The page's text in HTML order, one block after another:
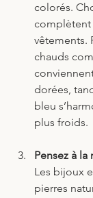
colorés.
complètent
vêtements.
chauds
dorées,
bleu
plus froids.
Pensez à la
Les bijoux
pierres